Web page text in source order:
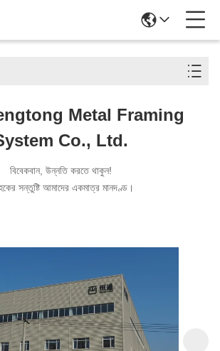
Metal Framing
Co., Ltd.
বিবেকবান, উন্নতি করতে থাকুন!
সন্তুষ্টি আমাদের একমাত্র মানদণ্ড।